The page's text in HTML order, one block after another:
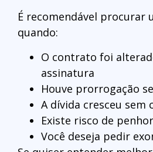
É recomendável procurar
quando:
O contrato foi
assinatura
Houve prorrogação
A dívida cresceu sem
Existe risco de
Você deseja pedir